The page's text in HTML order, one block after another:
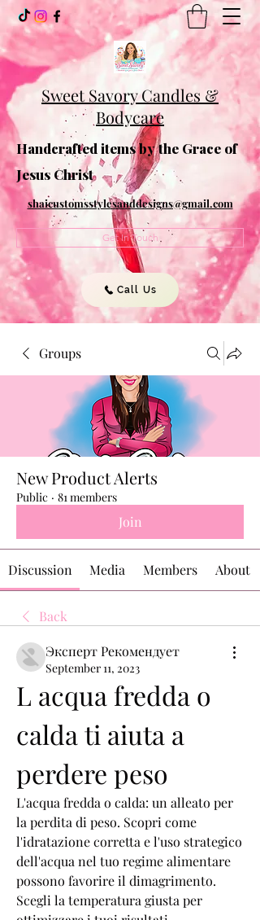
Sweet Savory Candles &
Bodycare
Handcrafted items by the Grace of
Jesus Christ
shaicustomsstylesanddesigns@gmail.com
Get In Touch
Call Us
Groups
New Product Alerts
Public · 81 members
Join
Discussion Media Members About
Back
Эксперт Рекомендует
September 11, 2023
L acqua fredda o
calda ti aiuta a
perdere peso
L'acqua fredda o calda: un alleato per
la perdita di peso. Scopri come
l'idratazione corretta e l'uso strategico
dell'acqua nel tuo regime alimentare
possono favorire il dimagrimento.
Scegli la temperatura giusta per